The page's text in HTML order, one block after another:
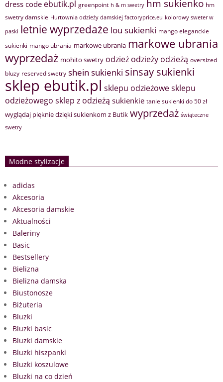
dress code ebutik.pl greenpoint h & m swetry hm sukienko hm
swetry damskie Hurtownia odzieży damskiej factoryprice.eu kolorowy sweter w
paski letnie wyprzedaże lou sukienki mango eleganckie
sukienki mango ubrania markowe ubrania markowe ubrania
wyprzedaż mohito swetry odzież odzieży odzieżą oversized
bluzy reserved swetry shein sukienki sinsay sukienki
sklep ebutik.pl sklepu odzieżowesklepu
odzieżowego sklep z odzieżą sukienkie tanie sukienki do 50 zł
wyglądaj pięknie dzięki sukienkom z Butik wyprzedaż świąteczne
swetry
Modne stylizacje
adidas
Akcesoria
Akcesoria damskie
Aktualności
Baleriny
Basic
Bestsellery
Bielizna
Bielizna damska
Biustonosze
Biżuteria
Bluzki
Bluzki basic
Bluzki damskie
Bluzki hiszpanki
Bluzki koszulowe
Bluzki na co dzień